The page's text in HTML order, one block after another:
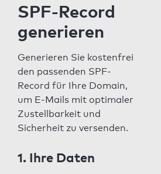
SPF-Record
generieren
Generieren Sie kostenfrei
den passenden SPF-
Record für Ihre Domain,
um E-Mails mit optimaler
Zustellbarkeit und
Sicherheit zu versenden.
1. Ihre Daten